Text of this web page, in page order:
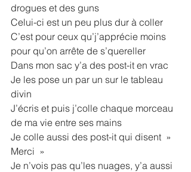
drogues et des guns
Celui-ci est un peu plus dur à coller
C’est pour ceux qu’j’apprécie moins
pour qu’on arrête de s’quereller
Dans mon sac y’a des post-it en vrac
Je les pose un par un sur le tableau
divin
J’écris et puis j’colle chaque morceau
de ma vie entre ses mains
Je colle aussi des post-it qui disent  »
Merci  »
Je n’vois pas qu’les nuages, y’a aussi